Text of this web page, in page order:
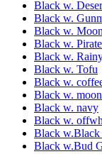
Black w.
Black w.
Black w.
Black w.
Black w.
Black w. Tofu
Black w.
Black w.
Black w. navy
Black w.
Black
Black w.Bud